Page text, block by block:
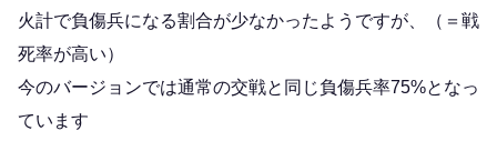
火計で負傷兵になる割合が少なかったようですが、（＝戦
死率が高い）
今のバージョンでは通常の交戦と同じ負傷兵率75%となっ
ています